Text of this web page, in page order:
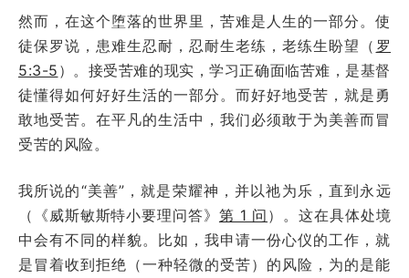
然而，在这个堕落的世界里，苦难是人生的一部分。使
徒保罗说，患难生忍耐，忍耐生老练，老练生盼望（ 罗
5:3-5 ）。接受苦难的现实，学习正确面临苦难，是基督
徒懂得如何好好生活的一部分。而好好地受苦，就是勇
敢地受苦。在平凡的生活中，我们必须敢于为美善而冒
受苦的风险。
我所说的“美善”，就是荣耀神，并以祂为乐，直到永远
（《威斯敏斯特小要理问答》 第 1 问 ）。这在具体处境
中会有不同的样貌。比如，我申请一份心仪的工作，就
是冒着收到拒绝（一种轻微的受苦）的风险，为的是能